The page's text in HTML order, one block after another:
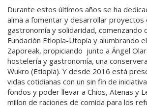
Durante estos últimos años se ha
alma a fomentar y desarrollar proyectos
gastronomía y solidaridad, comenzando
Fundación Etiopía-Utopía y alumbrando
Zaporeak, propiciando junto a Ángel
hostelería y gastronomía, una
Wukro (Etiopía). Y desde 2016 está
vidas cotidianas con un sin fin de
fondos y poder llevar a Chios, Atenas y
millon de raciones de comida para los